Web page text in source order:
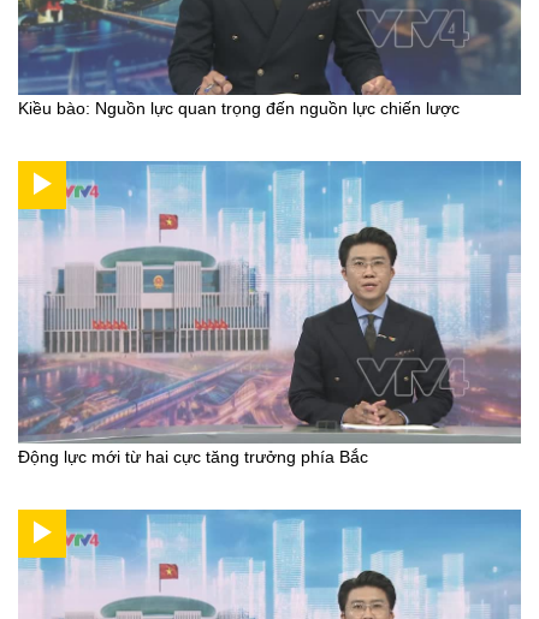
Kiều bào: Nguồn lực quan trọng đến nguồn lực chiến lược
Động lực mới từ hai cực tăng trưởng phía Bắc